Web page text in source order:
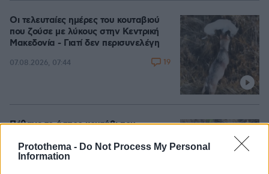
Protothema - Do Not Process My Personal
Information
Οι τελευταίες ημέρες του κουταβιού
που ζούσε με λύκους στην Κεντρική
Μακεδονία - Γιατί δεν περισυνελέγη
07.08.2026, 07:44 19
Πέθανε το άσπρο κουτάβι που
Κεντρική Μακεδονία: Καλό ταξίδι
μικρέ, δείτε βίντεο